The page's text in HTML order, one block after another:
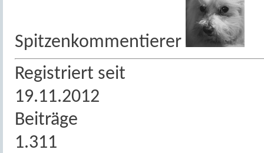
Spitzenkommentierer
Registriert seit
19.11.2012
Beiträge
1.311